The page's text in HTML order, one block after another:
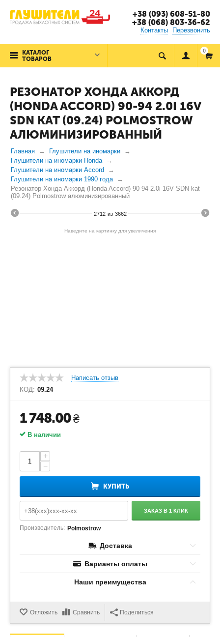
+38 (093) 608-51-80
+38 (068) 803-36-62
Контакты Перезвонить
КАТАЛОГ
ТОВАРОВ
0
РЕЗОНАТОР ХОНДА АККОРД
(HONDA ACCORD) 90-94 2.0I 16V
SDN KAT (09.24) POLMOSTROW
АЛЮМИНИЗИРОВАННЫЙ
Главная
Глушители на иномарки
Глушители на иномарки Honda
Глушители на иномарки Accord
Глушители на иномарки 1990 года
Резонатор Хонда Аккорд (Honda Accord) 90-94 2.0i 16V SDN kat
(09.24) Polmostrow алюминизированный
2712 из 3662
Наведите на картинку для увеличения
Написать отзыв
КОД: 09.24
1 748.00₴
В наличии
+
−
КУПИТЬ
ЗАКАЗ В 1 КЛИК
Производитель: Polmostrow
Доставка
Варианты оплаты
Наши преимущества
Отложить Сравнить Поделиться